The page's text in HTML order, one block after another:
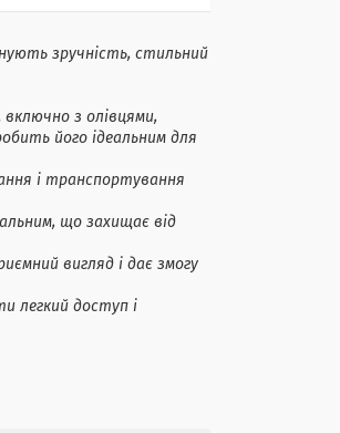
зручність, стильний
з олівцями,
його ідеальним для
і транспортування
що захищає від
вигляд і дає змогу
легкий доступ і